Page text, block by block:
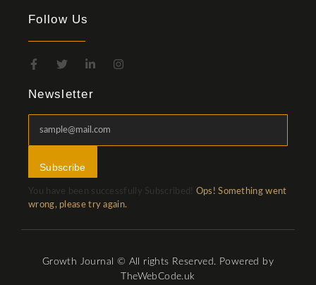
Follow Us
Newsletter
Subscribe
You have been successfully Subscribed!
Ops! Something went
wrong, please try again.
Growth Journal © All rights Reserved. Powered by
TheWebCode.uk